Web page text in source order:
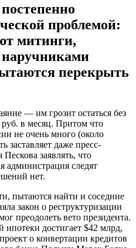
проблемой:
митинги,
перекрыть
— им грозит остаться без
в месяц. Притом что
не очень много (около
заставляет даже пресс-
заявлять, что
администрация следят
нет.
пытаются найти и соседние
закон о реструктуризации
преодолеть вето президента.
достигает $42 млрд,
о конвертации кредитов